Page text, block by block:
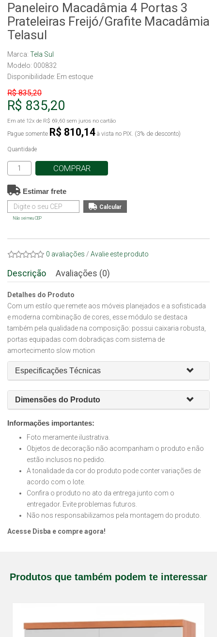
Paneleiro Macadâmia 4 Portas 3
Prateleiras Freijó/Grafite Macadâmia
Telasul
Marca: Tela Sul
Modelo: 000832
Disponibilidade: Em estoque
R$ 835,20
R$ 835,20
Em até 12x de R$ 69,60 sem juros no cartão
Pague somente R$ 810,14 à vista no PIX. (3% de desconto)
Quantidade
COMPRAR
Estimar frete
Não sei meu CEP
0 avaliações / Avalie este produto
Descrição Avaliações (0)
Detalhes do Produto
Com um estilo que remete aos móveis planejados e a sofisticada
e moderna combinação de cores, esse módulo se destaca
também pela qualidade na composição: possui caixaria robusta,
portas equipadas com dobradiças com sistema de
amortecimento slow motion
Especificações Técnicas
Dimensões do Produto
Informações importantes:
Foto meramente ilustrativa.
Objetos de decoração não acompanham o produto e não
estão inclusos no pedido.
A tonalidade da cor do produto pode conter variações de
acordo com o lote.
Confira o produto no ato da entrega junto com o
entregador. Evite problemas futuros.
Não nos responsabilizamos pela montagem do produto.
Acesse Disba e compre agora!
Produtos que também podem te interessar